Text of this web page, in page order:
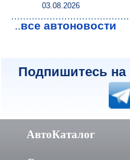
03.08.2026
..все автоновости
Подпишитесь на
АвтоКаталог